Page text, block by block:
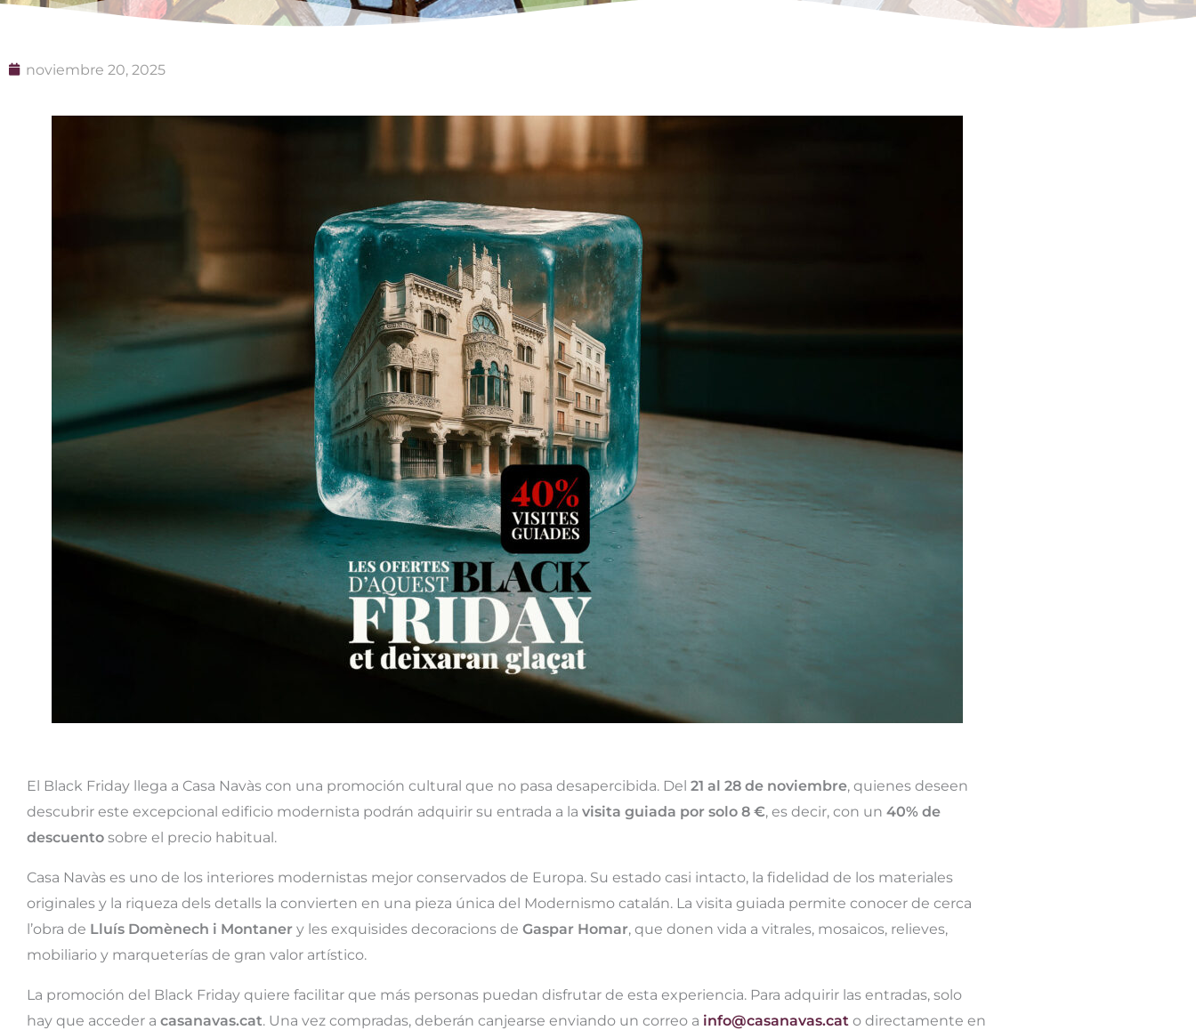
noviembre 20, 2025
El Black Friday llega a Casa Navàs con una promoción cultural que no pasa desapercibida. Del 21 al 28 de noviembre, quienes deseen
descubrir este excepcional edificio modernista podrán adquirir su entrada a la visita guiada por solo 8 €, es decir, con un 40% de
descuento sobre el precio habitual.
Casa Navàs es uno de los interiores modernistas mejor conservados de Europa. Su estado casi intacto, la fidelidad de los materiales
originales y la riqueza dels detalls la convierten en una pieza única del Modernismo catalán. La visita guiada permite conocer de cerca
l’obra de Lluís Domènech i Montaner y les exquisides decoracions de Gaspar Homar, que donen vida a vitrales, mosaicos, relieves,
mobiliario y marqueterías de gran valor artístico.
La promoción del Black Friday quiere facilitar que más personas puedan disfrutar de esta experiencia. Para adquirir las entradas, solo
hay que acceder a casanavas.cat. Una vez compradas, deberán canjearse enviando un correo a info@casanavas.cat o directamente en